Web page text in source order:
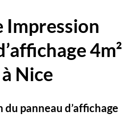
Impression
4m²
Nice
panneau d’affichage